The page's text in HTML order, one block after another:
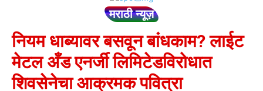
मराठी न्यूज़
नियम धाब्यावर बसवून बांधकाम? लाईट
मेटल अँड एनर्जी लिमिटेडविरोधात
शिवसेनेचा आक्रमक पवित्रा